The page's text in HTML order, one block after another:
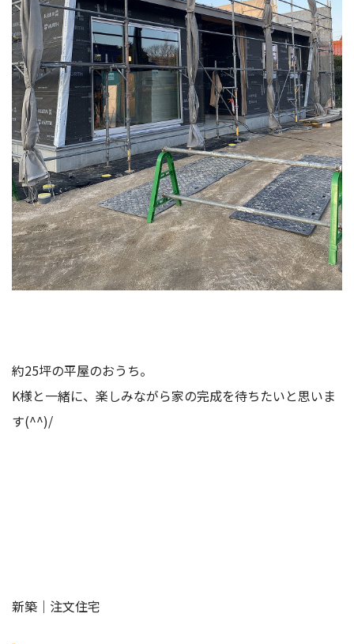
約25坪の平屋のおうち。
K様と一緒に、楽しみながら家の完成を待ちたいと思いま
す(^^)/
新築｜注文住宅